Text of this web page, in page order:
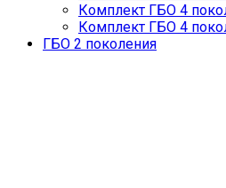
Комплект ГБО 4
Комплект ГБО 4
ГБО 2 поколения